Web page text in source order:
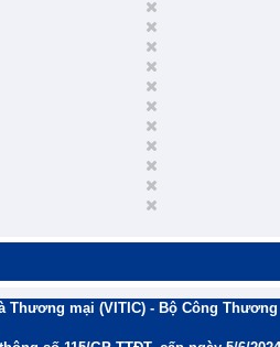
Thương mại (VITIC) - Bộ Công Thương